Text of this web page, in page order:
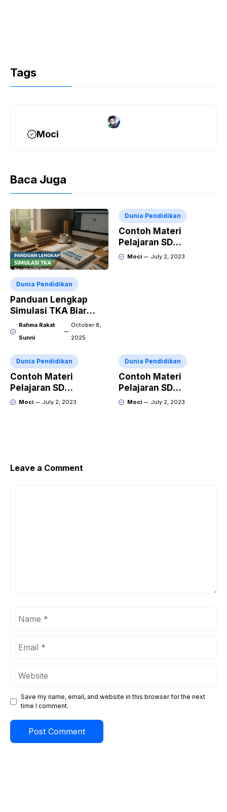
Tags
Moci
Baca Juga
Dunia Pendidikan
Panduan Lengkap
Simulasi TKA Biar
Lolos Kuliah Impian
Rahma Rakat
Sunni
October 8,
2025
Dunia Pendidikan
Contoh Materi
Pelajaran SD
Membaca dan Menulis
Moci July 2, 2023
Dunia Pendidikan
Contoh Materi
Pelajaran SD
Penjumlahan dan
Moci July 2, 2023
Dunia Pendidikan
Contoh Materi
Pelajaran SD
Mengenal Angka dan
Moci July 2, 2023
Leave a Comment
Save my name, email, and website in this browser for the next
time I comment.